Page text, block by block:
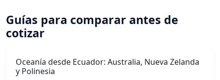
Guías para comparar antes de
cotizar
Oceanía desde Ecuador: Australia, Nueva Zelanda
y Polinesia